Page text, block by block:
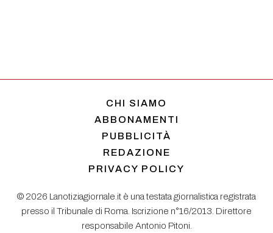
CHI SIAMO
ABBONAMENTI
PUBBLICITÀ
REDAZIONE
PRIVACY POLICY
© 2026 Lanotiziagiornale.it è una testata giornalistica registrata
presso il Tribunale di Roma. Iscrizione n°16/2013. Direttore
responsabile Antonio Pitoni.